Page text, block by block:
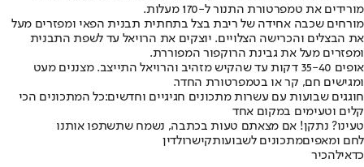
מורידים את טמפרטורת התנור ל-170 מעלות.
מורחים שכבה אחידה של ריבת בצל בתחתית תבנית הפאי ומפזרים מעל
את הבצלים והכרישה הצלויים. יוצקים את הרויאל עד לשפת התבנית
ומפזרים מעל את גבינת הרוקפור המפוררת.
אופים 35-40 דקות עד שהקיש מזהיב והרויאל התייצב. מצננים מעט
ומגישים חם, קר או בטמפרטורת החדר.
חוגגים שבועות עם עשרות מתכונים חגיגיים וחדשים:כל המתכונים הכי
קלים וטעימים במקום אחד
טעינו? נתקן! אם מצאתם טעות בכתבה, נשמח שתשתפו אותנו
לחם ומאפיםמתכונים לשבועותקישרולדין
כדאילהכיר